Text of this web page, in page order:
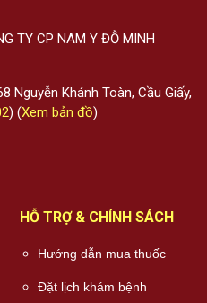
TY CP NAM Y ĐỖ MINH
Nguyễn Khánh Toàn, Cầu Giấy,
) (Xem bản đồ)
HỖ TRỢ & CHÍNH SÁCH
Hướng dẫn mua thuốc
Đặt lịch khám bệnh